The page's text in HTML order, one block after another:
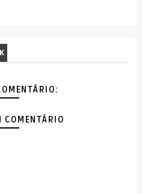
COMENTÁRIO